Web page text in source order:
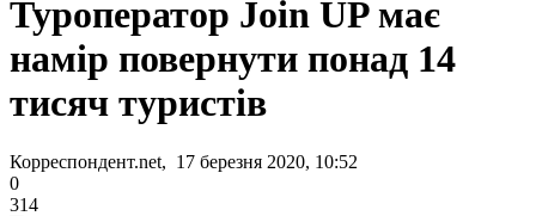
Туроператор Join UP має
намір повернути понад 14
тисяч туристів
Корреспондент.net, 17 березня 2020, 10:52
0
314